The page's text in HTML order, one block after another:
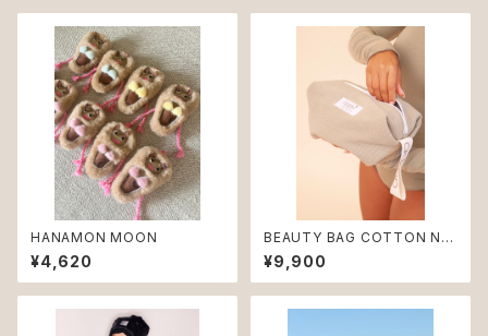
HANAMON MOON
¥4,620
BEAUTY BAG COTTON Nut
s
¥9,900